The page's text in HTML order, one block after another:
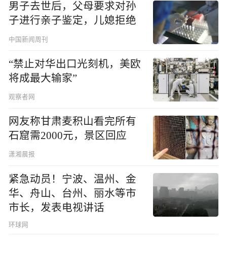
男子去世后，父母要求对孙
子进行亲子鉴定，儿媳拒绝
中国新闻周刊
“禁止对华出口光刻机，美欧
将成最大输家”
观察者网
网友称甘肃麦积山看完所有
石窟需2000元，景区回应
潇湘晨报
紧急动员！宁波、温州、金
华、舟山、台州、丽水等市
市长，发表电视讲话
环球网